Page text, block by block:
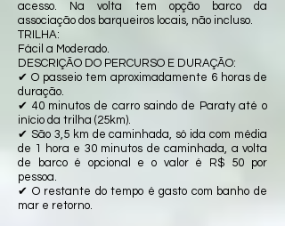
acesso. Na volta tem opção barco da
associação dos barqueiros locais, não incluso.
TRILHA:
Fácil a Moderado.
DESCRIÇÃO DO PERCURSO E DURAÇÃO:
✔ O passeio tem aproximadamente 6 horas de
duração.
✔ 40 minutos de carro saindo de Paraty até o
início da trilha (25km).
✔ São 3,5 km de caminhada, só ida com média
de 1 hora e 30 minutos de caminhada, a volta
de barco é opcional e o valor é R$ 50 por
pessoa.
✔ O restante do tempo é gasto com banho de
mar e retorno.